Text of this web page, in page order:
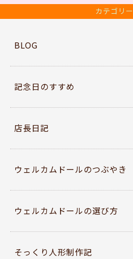
e
o
o
k
er カテゴリー
BLOG
記念日のすすめ
店長日記
ウェルカムドールのつぶやき
ウェルカムドールの選び方
そっくり人形制作記